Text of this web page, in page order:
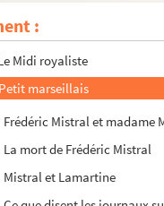
:père est mort
Midi royaliste
marseillais
Frédéric Mistral et madame
La mort de Frédéric Mistral
Mistral et Lamartine